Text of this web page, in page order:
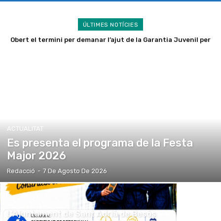
ÚLTIMES NOTÍCIES
Obert el termini per demanar l’ajut de la Garantia Juvenil per
ACTUALITAT
Es presenta el programa de la Festa
Major 2026
Redacció - 7 De Agosto De 2026
L’Ajuntament de Sant Adrià de Besòs